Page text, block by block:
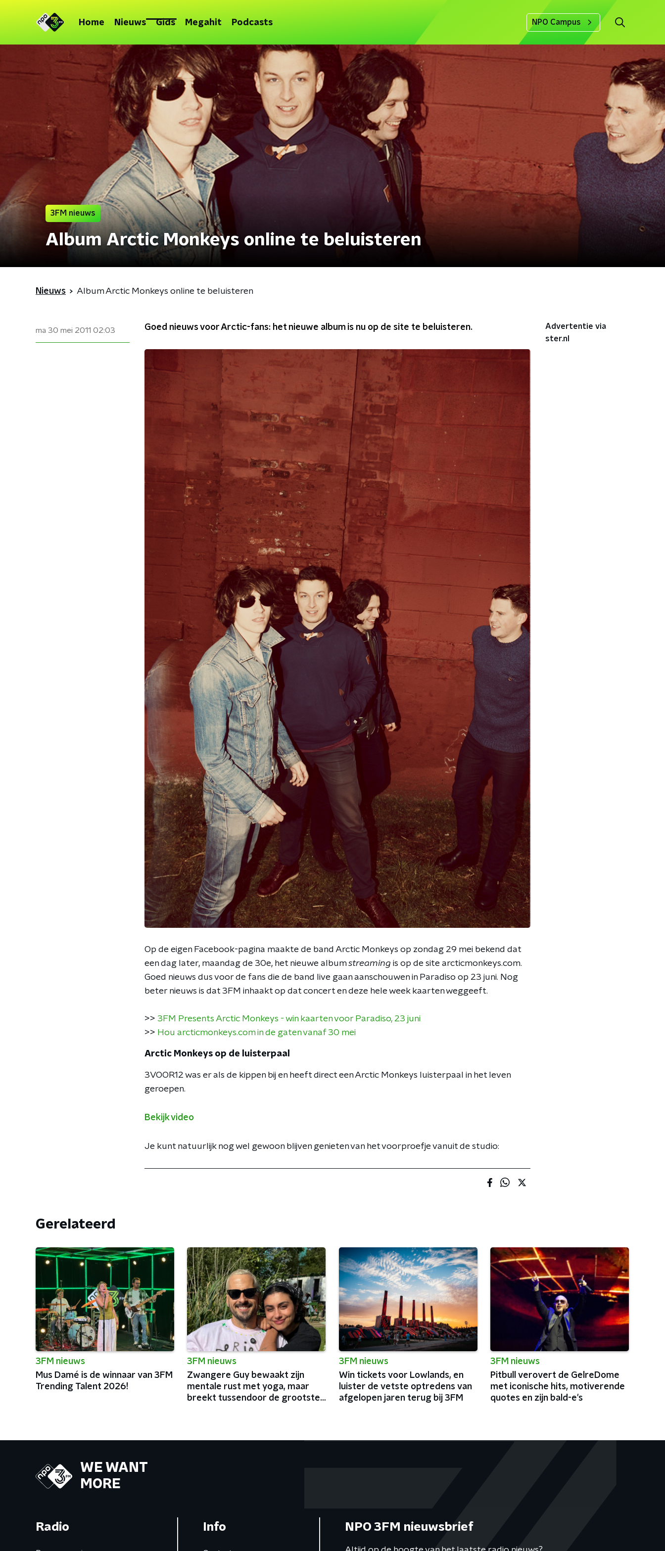
Home Nieuws Gids Megahit Podcasts NPO Campus
3FM nieuws
Album Arctic Monkeys online te beluisteren
Nieuws Album Arctic Monkeys online te beluisteren
ma 30 mei 2011 02:03 Goed nieuws voor Arctic-fans: het nieuwe album is nu op de site te beluisteren.
Op de eigen Facebook-pagina maakte de band Arctic Monkeys op zondag 29 mei bekend dat
een dag later, maandag de 30e, het nieuwe album streaming is op de site arcticmonkeys.com.
Goed nieuws dus voor de fans die de band live gaan aanschouwen in Paradiso op 23 juni. Nog
beter nieuws is dat 3FM inhaakt op dat concert en deze hele week kaarten weggeeft.
>> 3FM Presents Arctic Monkeys - win kaarten voor Paradiso, 23 juni
>> Hou arcticmonkeys.com in de gaten vanaf 30 mei
Arctic Monkeys op de luisterpaal
3VOOR12 was er als de kippen bij en heeft direct een Arctic Monkeys luisterpaal in het leven
geroepen.
Bekijk video
Je kunt natuurlijk nog wel gewoon blijven genieten van het voorproefje vanuit de studio:
Advertentie via
ster.nl
Gerelateerd
3FM nieuws
Mus Damé is de winnaar van 3FM
Trending Talent 2026!
3FM nieuws
Zwangere Guy bewaakt zijn
mentale rust met yoga, maar
breekt tussendoor de grootste
3FM nieuws
Win tickets voor Lowlands, en
luister de vetste optredens van
afgelopen jaren terug bij 3FM
3FM nieuws
Pitbull verovert de GelreDome
met iconische hits, motiverende
quotes en zijn bald-e's
WE WANT
MORE
Radio Info NPO 3FM nieuwsbrief